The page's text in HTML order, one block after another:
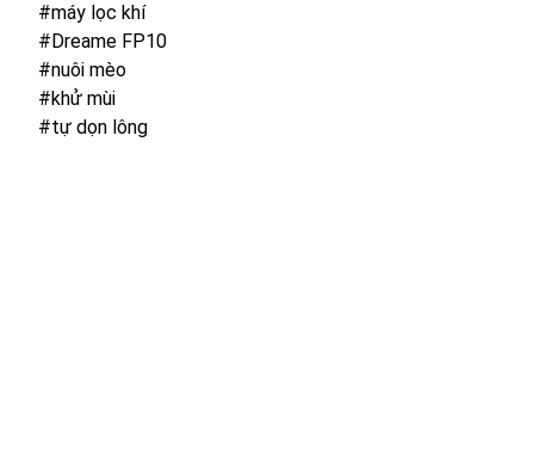
#máy lọc khí
#Dreame FP10
#nuôi mèo
#khử mùi
#tự dọn lông